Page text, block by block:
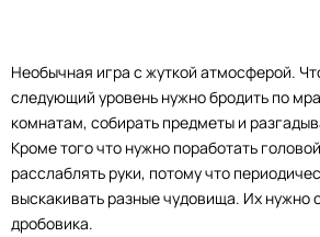
Необычная игра с жуткой атмосферой.
следующий уровень нужно бродить по
комнатам, собирать предметы и
Кроме того что нужно поработать
расслаблять руки, потому что
выскакивать разные чудовища. Их нужно
дробовика.